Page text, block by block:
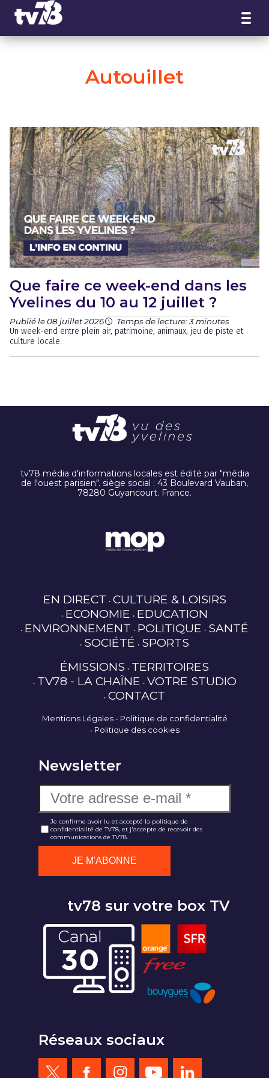
Autouillet
Que faire ce week-end dans les
Yvelines du 10 au 12 juillet ?
Publié le 08 juillet 2026 Temps de lecture: 3 minutes
Un week-end entre plein air, patrimoine, animaux, jeu de piste et
culture locale.
tv78 média d'informations locales est édité par "média
de l'ouest parisien". siège social : 43 Boulevard Vauban,
78280 Guyancourt. France.
EN DIRECT CULTURE & LOISIRS
ECONOMIE EDUCATION
ENVIRONNEMENT POLITIQUE SANTÉ
SOCIÉTÉ SPORTS
ÉMISSIONS TERRITOIRES
TV78 - LA CHAÎNE VOTRE STUDIO
CONTACT
Mentions Légales
Politique de confidentialité
Politique des cookies
Newsletter
Je confirme avoir lu et accepté la politique de
confidentialité de TV78, et j'accepte de recevoir des
communications de TV78.
tv78 sur votre box TV
Réseaux sociaux
Panneau de gestion des cookies